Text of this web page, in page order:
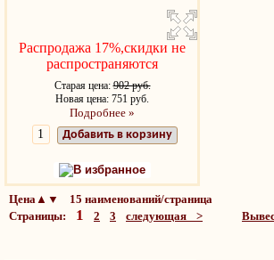
Распродажа 17%,скидки не
распространяются
Старая цена:902 руб.
Новая цена: 751 руб.
Подробнее »
Добавить в корзину
В избранное
Цена▲▼ 15 наименований/страница
Страницы: 1 2 3 следующая >